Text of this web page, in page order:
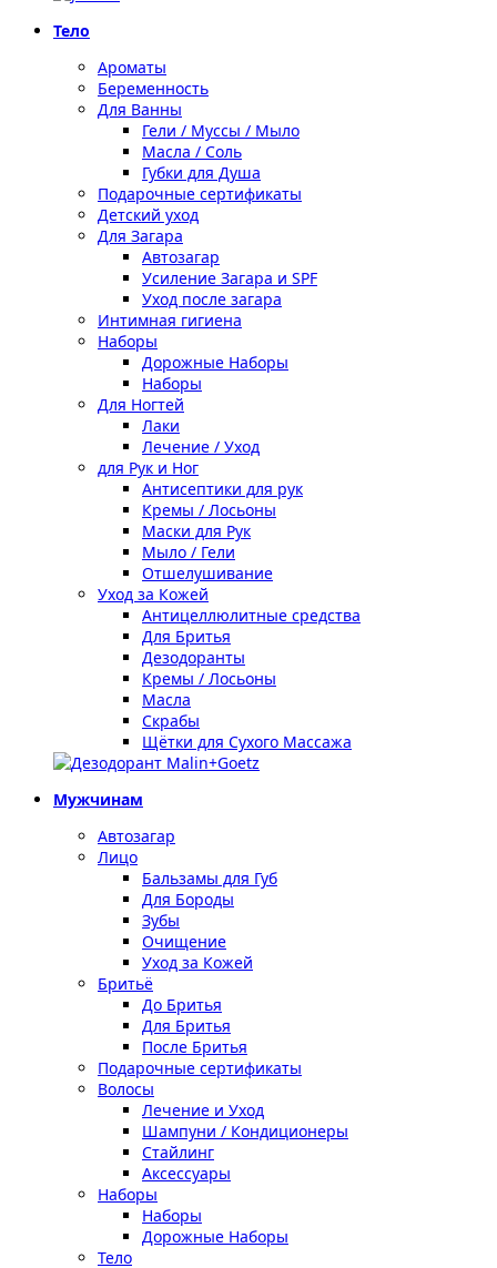
Тело
Ароматы
Беременность
Для Ванны
Гели / Муссы / Мыло
Масла / Соль
Губки для Душа
Подарочные сертификаты
Детский уход
Для Загара
Автозагар
Усиление Загара и SPF
Уход после загара
Интимная гигиена
Наборы
Дорожные Наборы
Наборы
Для Ногтей
Лаки
Лечение / Уход
для Рук и Ног
Антисептики для рук
Кремы / Лосьоны
Маски для Рук
Мыло / Гели
Отшелушивание
Уход за Кожей
Антицеллюлитные средства
Для Бритья
Дезодоранты
Кремы / Лосьоны
Масла
Скрабы
Щётки для Сухого Массажа
Мужчинам
Автозагар
Лицо
Бальзамы для Губ
Для Бороды
Зубы
Очищение
Уход за Кожей
Бритьё
До Бритья
Для Бритья
После Бритья
Подарочные сертификаты
Волосы
Лечение и Уход
Шампуни / Кондиционеры
Стайлинг
Аксессуары
Наборы
Наборы
Дорожные Наборы
Тело